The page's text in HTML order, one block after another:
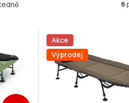
8
Akce
Výprodej